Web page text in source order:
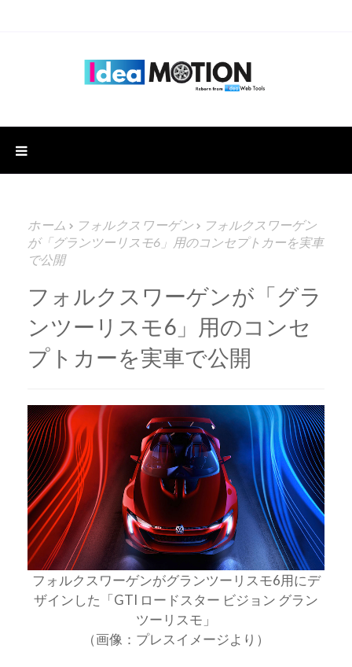
ホーム フォルクスワーゲン
フォルクスワーゲン
が「グランツーリスモ6」用のコンセプトカーを実車
で公開
フォルクスワーゲンが「グラ
ンツーリスモ6」用のコンセ
プトカーを実車で公開
フォルクスワーゲンがグランツーリスモ6用にデ
ザインした「GTI ロードスター ビジョン グラン
ツーリスモ」
（画像：プレスイメージより）